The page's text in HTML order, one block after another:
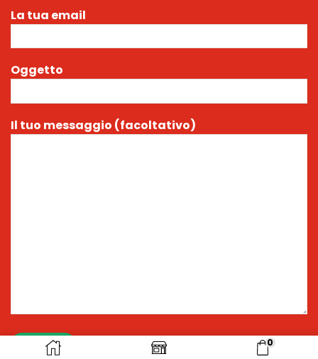
La tua email
Oggetto
Il tuo messaggio (facoltativo)
0